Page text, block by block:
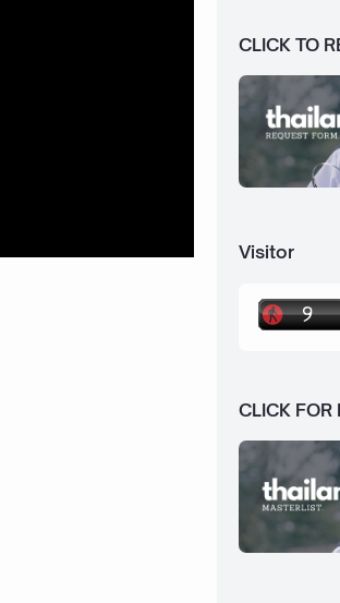
CLICK TO
Visitor
CLICK FOR